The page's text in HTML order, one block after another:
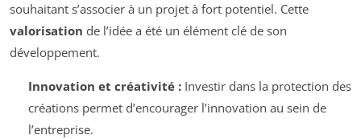
souhaitant s’associer à un projet à fort potentiel. Cette
valorisation de l’idée a été un élément clé de son
développement.
Innovation et créativité :Investir dans la protection des
créations permet d’encourager l’innovation au sein de
l’entreprise.